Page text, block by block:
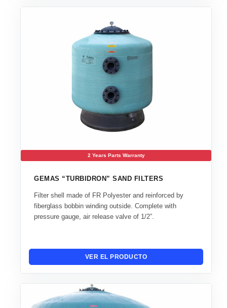
2 Years Parts Warranty
GEMAS “TURBIDRON” SAND FILTERS
Filter shell made of FR Polyester and reinforced by
fiberglass bobbin winding outside. Complete with
pressure gauge, air release valve of 1/2”.
VER EL PRODUCTO